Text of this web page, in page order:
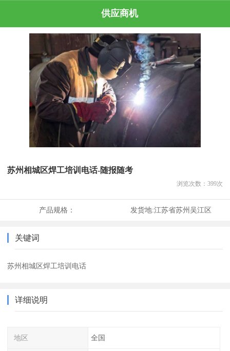
供应商机
苏州相城区焊工培训电话-随报随考
浏览次数： 399次
产品规格： 发货地:江苏省苏州吴江区
关键词
苏州相城区焊工培训电话
详细说明
地区 全国